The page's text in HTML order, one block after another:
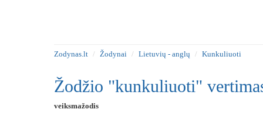
Zodynas.lt Žodynai Lietuvių - anglų Kunkuliuoti
Žodžio "kunkuliuoti"
veiksmažodis